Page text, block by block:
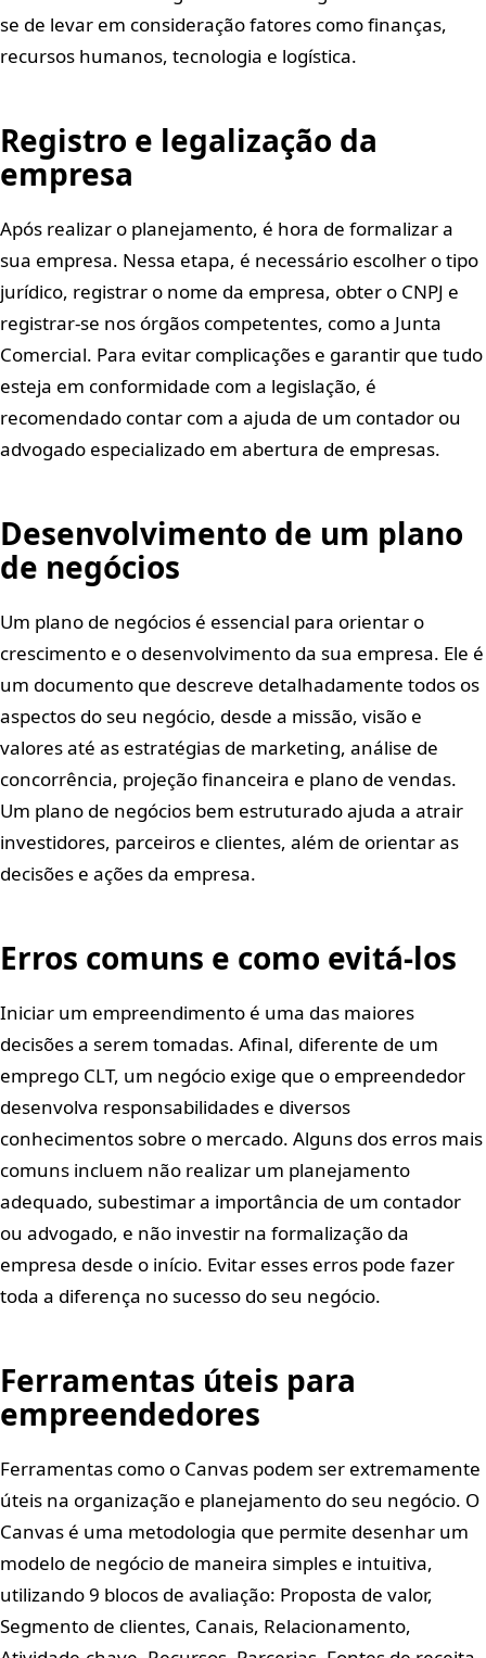
se de levar em consideração fatores como finanças,
recursos humanos, tecnologia e logística.
Registro e legalização da
empresa
Após realizar o planejamento, é hora de formalizar a
sua empresa. Nessa etapa, é necessário escolher o tipo
jurídico, registrar o nome da empresa, obter o CNPJ e
registrar-se nos órgãos competentes, como a Junta
Comercial. Para evitar complicações e garantir que tudo
esteja em conformidade com a legislação, é
recomendado contar com a ajuda de um contador ou
advogado especializado em abertura de empresas.
Desenvolvimento de um plano
de negócios
Um plano de negócios é essencial para orientar o
crescimento e o desenvolvimento da sua empresa. Ele é
um documento que descreve detalhadamente todos os
aspectos do seu negócio, desde a missão, visão e
valores até as estratégias de marketing, análise de
concorrência, projeção financeira e plano de vendas.
Um plano de negócios bem estruturado ajuda a atrair
investidores, parceiros e clientes, além de orientar as
decisões e ações da empresa.
Erros comuns e como evitá-los
Iniciar um empreendimento é uma das maiores
decisões a serem tomadas. Afinal, diferente de um
emprego CLT, um negócio exige que o empreendedor
desenvolva responsabilidades e diversos
conhecimentos sobre o mercado. Alguns dos erros mais
comuns incluem não realizar um planejamento
adequado, subestimar a importância de um contador
ou advogado, e não investir na formalização da
empresa desde o início. Evitar esses erros pode fazer
toda a diferença no sucesso do seu negócio.
Ferramentas úteis para
empreendedores
Ferramentas como o Canvas podem ser extremamente
úteis na organização e planejamento do seu negócio. O
Canvas é uma metodologia que permite desenhar um
modelo de negócio de maneira simples e intuitiva,
utilizando 9 blocos de avaliação: Proposta de valor,
Segmento de clientes, Canais, Relacionamento,